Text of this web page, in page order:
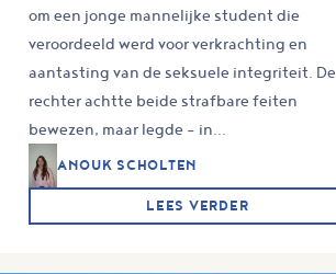
om een jonge mannelijke student die
veroordeeld werd voor verkrachting en
aantasting van de seksuele integriteit. De
rechter achtte beide strafbare feiten
bewezen, maar legde – in...
ANOUK SCHOLTEN
LEES VERDER